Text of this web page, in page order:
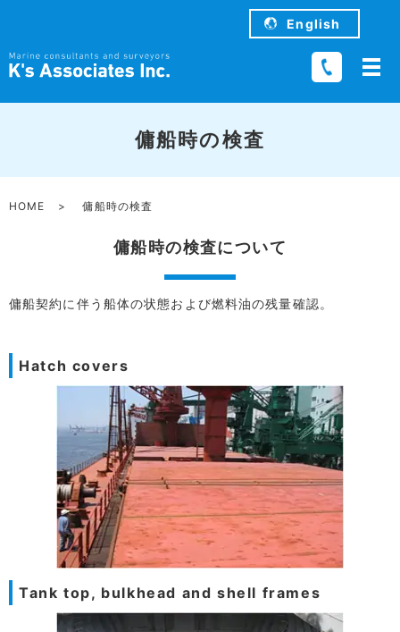
English
傭船時の検査
HOME 傭船時の検査
傭船時の検査について
傭船契約に伴う船体の状態および燃料油の残量確認。
Hatch covers
Tank top, bulkhead and shell frames